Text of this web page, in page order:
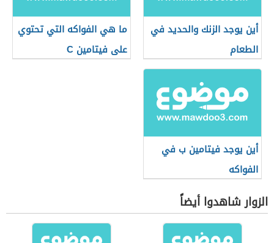
أين يوجد الزنك والحديد في
الطعام
ما هي الفواكه التي تحتوي
على فيتامين C
أين يوجد فيتامين ب في
الفواكه
الزوار شاهدوا أيضاً